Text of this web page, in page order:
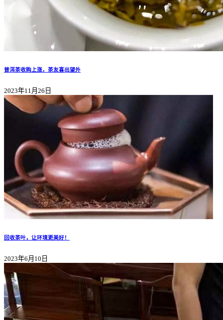
普洱茶收购上涨，茶友喜出望外
2023年11月26日
回收茶叶，让环境更美好！
2023年6月10日